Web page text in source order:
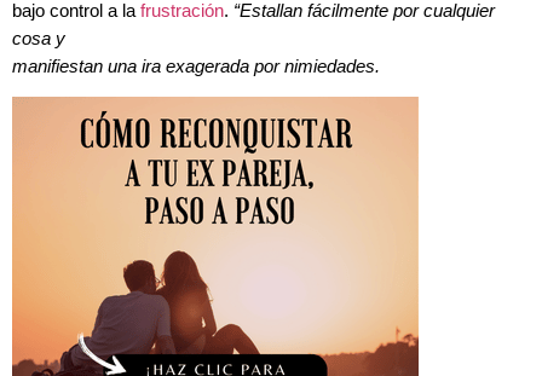
bajo control a la frustración. “Estallan fácilmente por cualquier
cosa y
manifiestan una ira exagerada por nimiedades.